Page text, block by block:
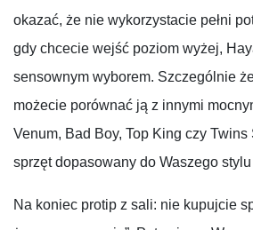
okazać, że nie wykorzystacie pełni
gdy chcecie wejść poziom wyżej,
sensownym wyborem. Szczególnie
możecie porównać ją z innymi
Venum, Bad Boy, Top King czy
sprzęt dopasowany do Waszego
Na koniec protip z sali: nie kupujcie